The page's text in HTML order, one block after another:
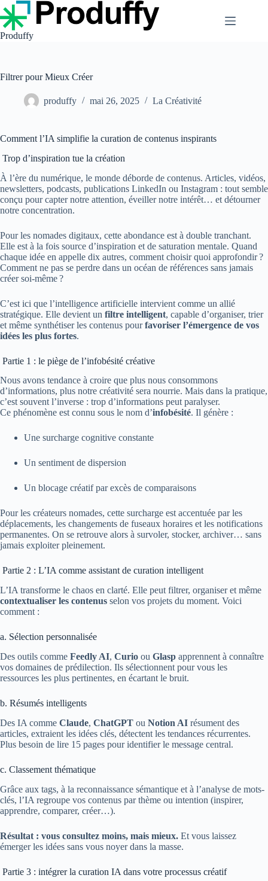
Passer
au
contenu
Produffy
Filtrer pour Mieux Créer
produffy mai 26, 2025 La Créativité
Comment l’IA simplifie la curation de contenus inspirants
Trop d’inspiration tue la création
À l’ère du numérique, le monde déborde de contenus. Articles, vidéos,
newsletters, podcasts, publications LinkedIn ou Instagram : tout semble
conçu pour capter notre attention, éveiller notre intérêt… et détourner
notre concentration.
Pour les nomades digitaux, cette abondance est à double tranchant.
Elle est à la fois source d’inspiration et de saturation mentale. Quand
chaque idée en appelle dix autres, comment choisir quoi approfondir ?
Comment ne pas se perdre dans un océan de références sans jamais
créer soi-même ?
C’est ici que l’intelligence artificielle intervient comme un allié
stratégique. Elle devient un filtre intelligent, capable d’organiser, trier
et même synthétiser les contenus pourfavoriser l’émergence de vos
idées les plus fortes.
Partie 1 : le piège de l’infobésité créative
Nous avons tendance à croire que plus nous consommons
d’informations, plus notre créativité sera nourrie. Mais dans la pratique,
c’est souvent l’inverse : trop d’informations peut paralyser.
Ce phénomène est connu sous le nom d’infobésité. Il génère :
Une surcharge cognitive constante
Un sentiment de dispersion
Un blocage créatif par excès de comparaisons
Pour les créateurs nomades, cette surcharge est accentuée par les
déplacements, les changements de fuseaux horaires et les notifications
permanentes. On se retrouve alors à survoler, stocker, archiver… sans
jamais exploiter pleinement.
Partie 2 : L’IA comme assistant de curation intelligent
L’IA transforme le chaos en clarté. Elle peut filtrer, organiser et même
contextualiser les contenus selon vos projets du moment. Voici
comment :
a. Sélection personnalisée
Des outils comme Feedly AI, Curio ou Glasp apprennent à connaître
vos domaines de prédilection. Ils sélectionnent pour vous les
ressources les plus pertinentes, en écartant le bruit.
b. Résumés intelligents
Des IA comme Claude, ChatGPT ou Notion AI résument des
articles, extraient les idées clés, détectent les tendances récurrentes.
Plus besoin de lire 15 pages pour identifier le message central.
c. Classement thématique
Grâce aux tags, à la reconnaissance sémantique et à l’analyse de mots-
clés, l’IA regroupe vos contenus par thème ou intention (inspirer,
apprendre, comparer, créer…).
Résultat : vous consultez moins, mais mieux. Et vous laissez
émerger les idées sans vous noyer dans la masse.
Partie 3 : intégrer la curation IA dans votre processus créatif